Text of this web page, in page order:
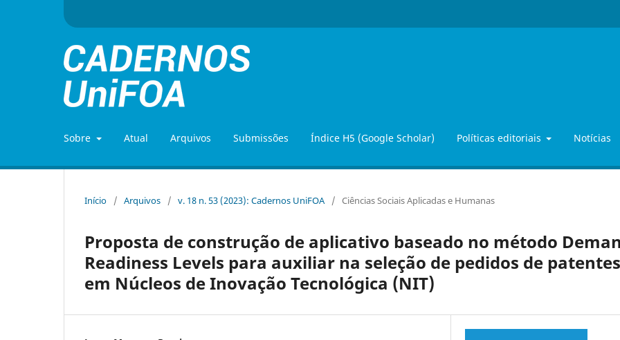
Sobre Atual Arquivos Submissões Índice H5 (Google Scholar) Políticas editoriais Notícias
Início / Arquivos / v. 18 n. 53 (2023): Cadernos UniFOA / Ciências Sociais Aplicadas e Humanas
Proposta de construção de aplicativo baseado no método
Readiness Levels para auxiliar na seleção de pedidos de patentes
em Núcleos de Inovação Tecnológica (NIT)